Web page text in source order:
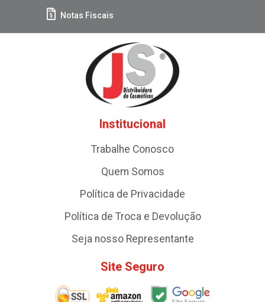
Notas Fiscais
Institucional
Trabalhe Conosco
Quem Somos
Política de Privacidade
Política de Troca e Devolução
Seja nosso Representante
Site Seguro